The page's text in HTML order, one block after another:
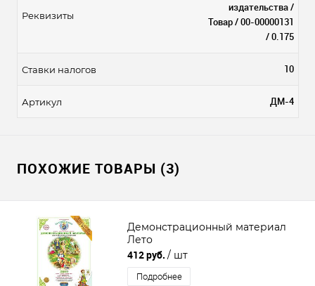
Реквизиты
издательства /
Товар / 00-00000131
/ 0.175
Ставки налогов 10
Артикул ДМ-4
ПОХОЖИЕ ТОВАРЫ (3)
Демонстрационный материал
Лето
412 руб. / шт
Подробнее